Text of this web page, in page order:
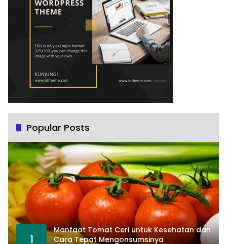
Popular Posts
1
Manfaat Tomat Ceri untuk Kesehatan dan
Cara Tepat Mengonsumsinya